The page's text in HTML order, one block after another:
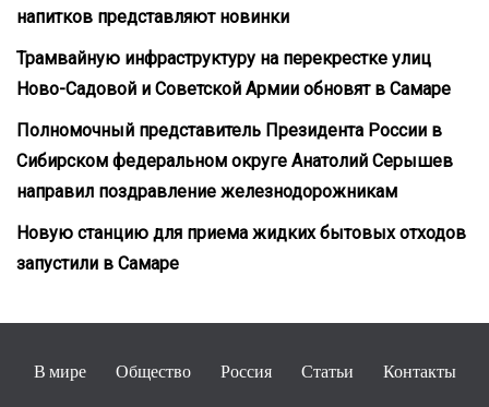
напитков представляют новинки
Трамвайную инфраструктуру на перекрестке улиц
Ново-Садовой и Советской Армии обновят в Самаре
Полномочный представитель Президента России в
Сибирском федеральном округе Анатолий Серышев
направил поздравление железнодорожникам
Новую станцию для приема жидких бытовых отходов
запустили в Самаре
В мире Общество Россия Статьи Контакты